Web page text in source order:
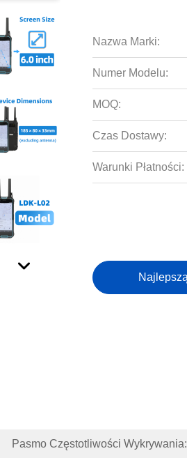
Nazwa Marki:
Numer Modelu:
MOQ:
Czas Dostawy:
Warunki Płatności:
Pasmo Częstotliwości Wykrywania: